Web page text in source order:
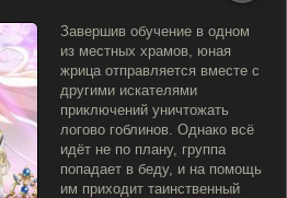
Завершив обучение в одном
из местных храмов, юная
жрица отправляется вместе с
другими искателями
приключений уничтожать
логово гоблинов. Однако всё
идёт не по плану, группа
попадает в беду, и на помощь
им приходит таинственный